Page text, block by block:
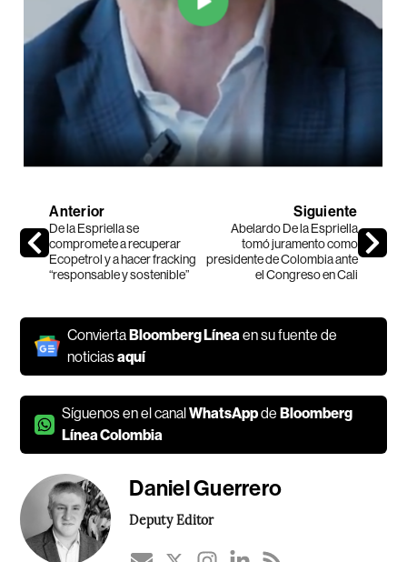
Anterior
De la Espriella se
compromete a recuperar
Ecopetrol y a hacer fracking
“responsable y sostenible”
Siguiente
Abelardo De la Espriella
tomó juramento como
presidente de Colombia ante
el Congreso en Cali
ConviertaBloomberg Línea en su fuente de
noticiasaquí
Síguenos en el canalWhatsAppdeBloomberg
Línea Colombia
Daniel Guerrero
Deputy Editor